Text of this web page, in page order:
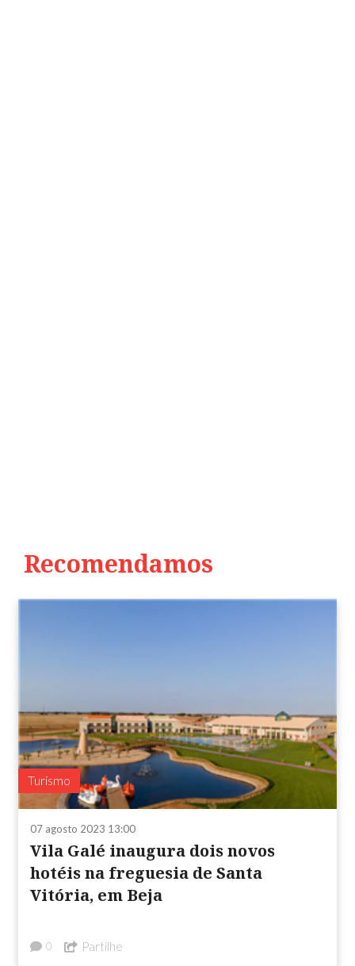
Recomendamos
Turismo
07 agosto 2023 13:00
Vila Galé inaugura dois novos
hotéis na freguesia de Santa
Vitória, em Beja
0 Partilhe